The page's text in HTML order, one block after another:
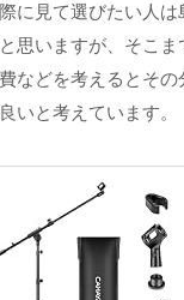
に見て選びたい人は
思いますが、そこ
などを考えるとそ
いと考えています。